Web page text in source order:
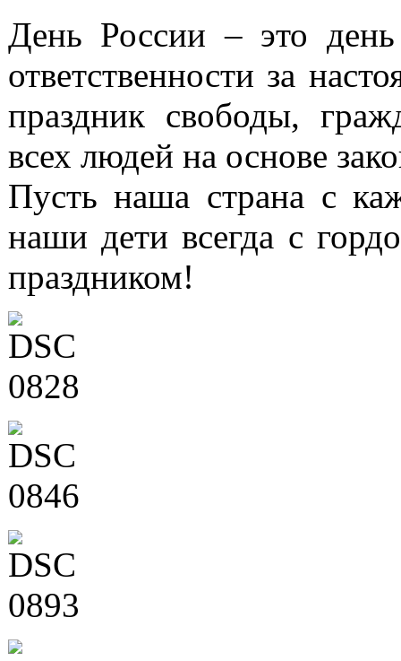
День России – это
ответственности за
праздник свободы,
всех людей на основе
Пусть наша страна с
наши дети всегда с
праздником!